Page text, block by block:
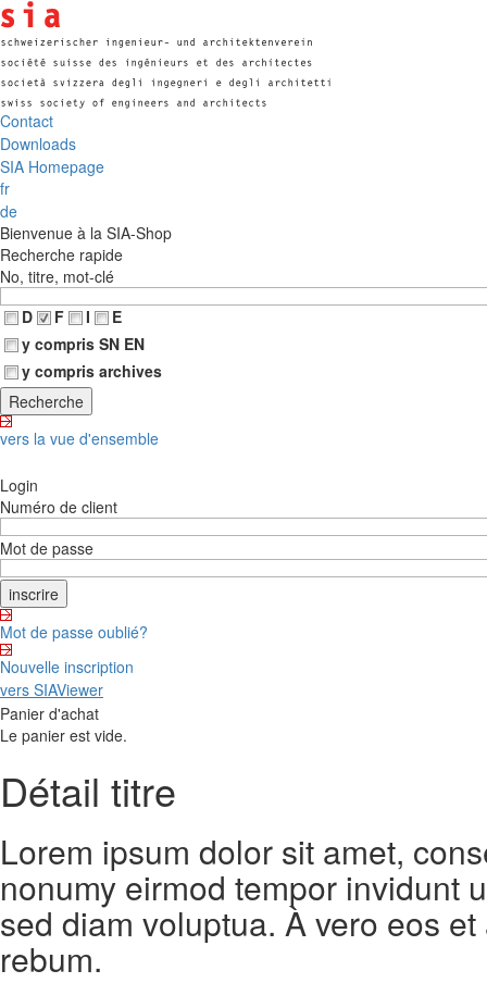
Contact
Downloads
SIA Homepage
fr
de
Bienvenue à la SIA-Shop
Recherche rapide
No, titre, mot-clé
D
F I
E
y compris SN EN
y compris archives
vers la vue d'ensemble
Login
Numéro de client
Mot de passe
Mot de passe oublié?
Nouvelle inscription
vers SIAViewer
Panier d'achat
Le panier est vide.
Détail titre
Lorem ipsum dolor sit amet,
nonumy eirmod tempor invidunt
sed diam voluptua. À vero eos
rebum.